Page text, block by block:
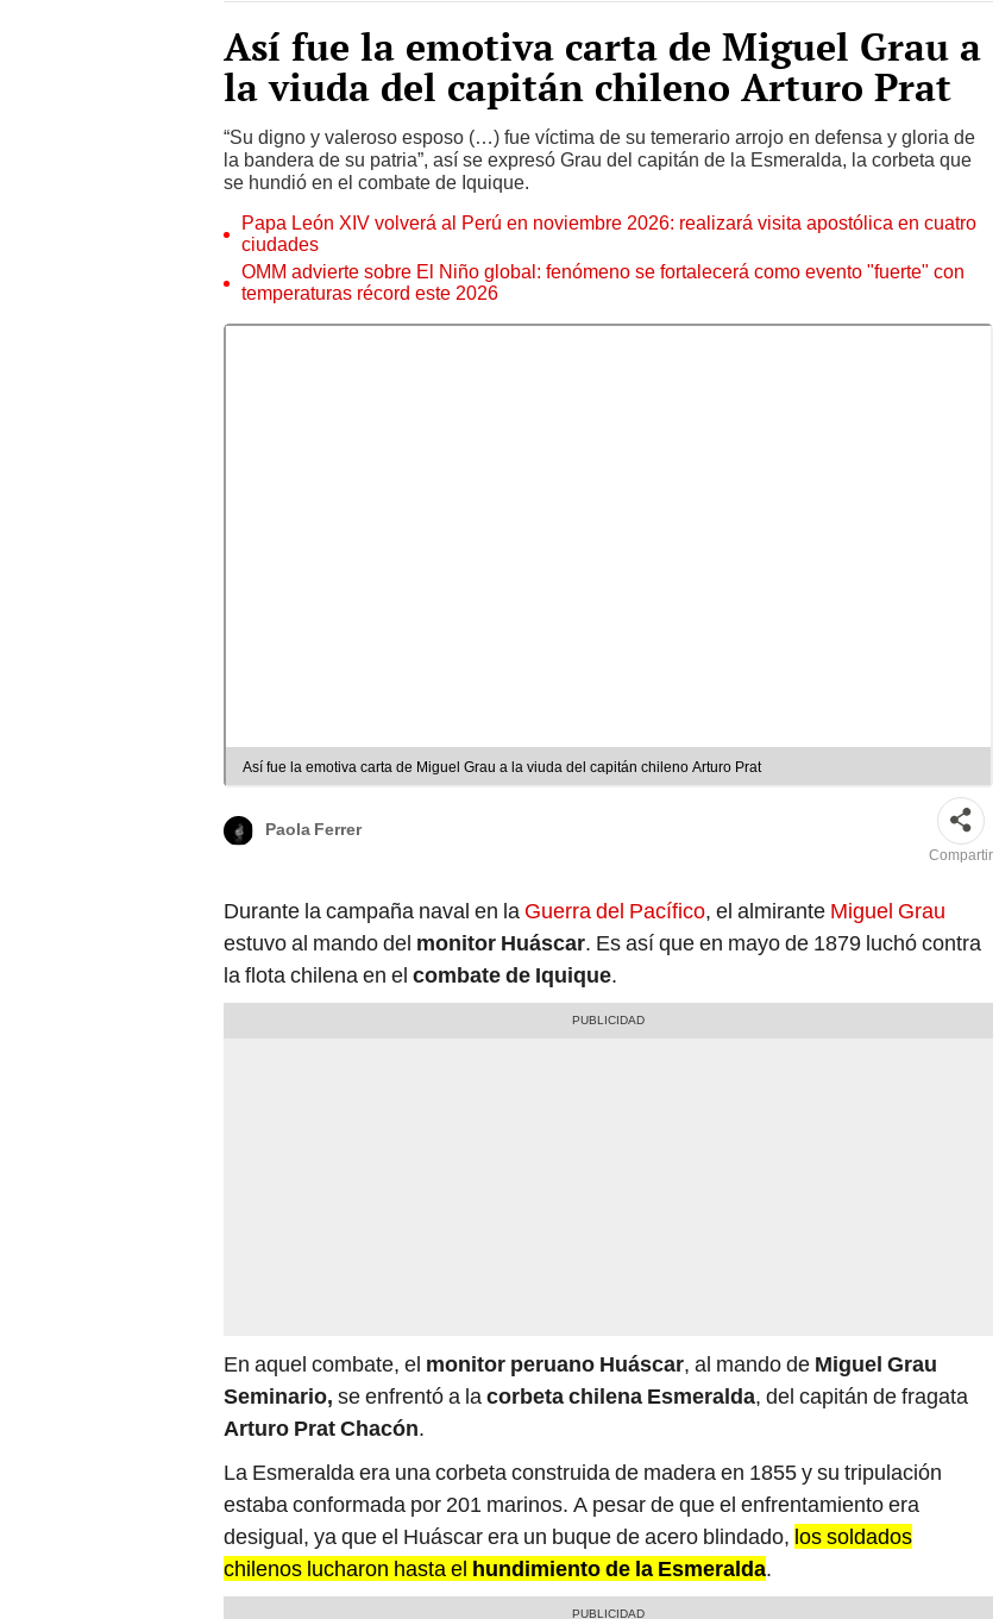
Así fue la emotiva carta de Miguel Grau a
la viuda del capitán chileno Arturo Prat
“Su digno y valeroso esposo (…) fue víctima de su temerario arrojo en defensa y gloria de
la bandera de su patria”, así se expresó Grau del capitán de la Esmeralda, la corbeta que
se hundió en el combate de Iquique.
Papa León XIV volverá al Perú en noviembre 2026: realizará visita apostólica en cuatro
ciudades
OMM advierte sobre El Niño global: fenómeno se fortalecerá como evento "fuerte" con
temperaturas récord este 2026
Así fue la emotiva carta de Miguel Grau a la viuda del capitán chileno Arturo Prat
Paola Ferrer
Compartir
Durante la campaña naval en la Guerra del Pacífico , el almirante Miguel Grau
estuvo al mando del monitor Huáscar . Es así que en mayo de 1879 luchó contra
la flota chilena en el combate de Iquique
En aquel combate, el monitor peruano Huáscar , al mando de Miguel Grau
Seminario, se enfrentó a la corbeta chilena Esmeralda , del capitán de fragata
Arturo Prat Chacón
La Esmeralda era una corbeta construida de madera en 1855 y su tripulación
estaba conformada por 201 marinos. A pesar de que el enfrentamiento era
desigual, ya que el Huáscar era un buque de acero blindado, los soldados
chilenos lucharon hasta elhundimiento de la Esmeralda